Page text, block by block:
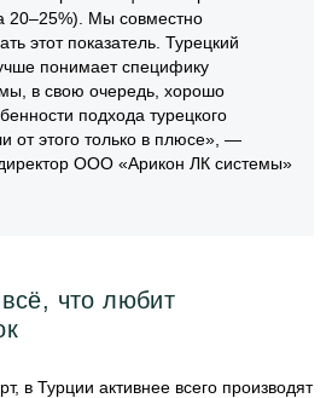
20–25%). Мы совместно
этот показатель. Турецкий
понимает специфику
в свою очередь, хорошо
подхода турецкого
от этого только в плюсе», —
ООО «Арикон ЛК системы»
что любит
в Турции активнее всего производят